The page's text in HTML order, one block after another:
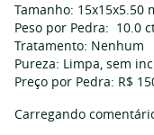
Tamanho: 15x15x5.50
Peso por Pedra: 10.0
Tratamento: Nenhum
Pureza: Limpa, sem
Preço por Pedra: R$
Carregando